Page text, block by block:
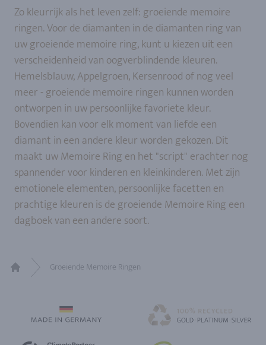
Zo kleurrijk als het leven zelf: groeiende memoire
ringen. Voor de diamanten in de diamanten ring van
uw groeiende memoire ring, kunt u kiezen uit een
verscheidenheid van oogverblindende kleuren.
Hemelsblauw, Appelgroen, Kersenrood of nog veel
meer - groeiende memoire ringen kunnen worden
ontworpen in uw persoonlijke favoriete kleur.
Bovendien kan voor elk moment van liefde een
diamant in een andere kleur worden gekozen. Dit
maakt uw Memoire Ring en het "script" erachter nog
spannender voor kinderen en kleinkinderen. Met zijn
emotionele elementen, persoonlijke facetten en
prachtige kleuren is de groeiende Memoire Ring een
dagboek van een andere soort.
Groeiende Memoire Ringen